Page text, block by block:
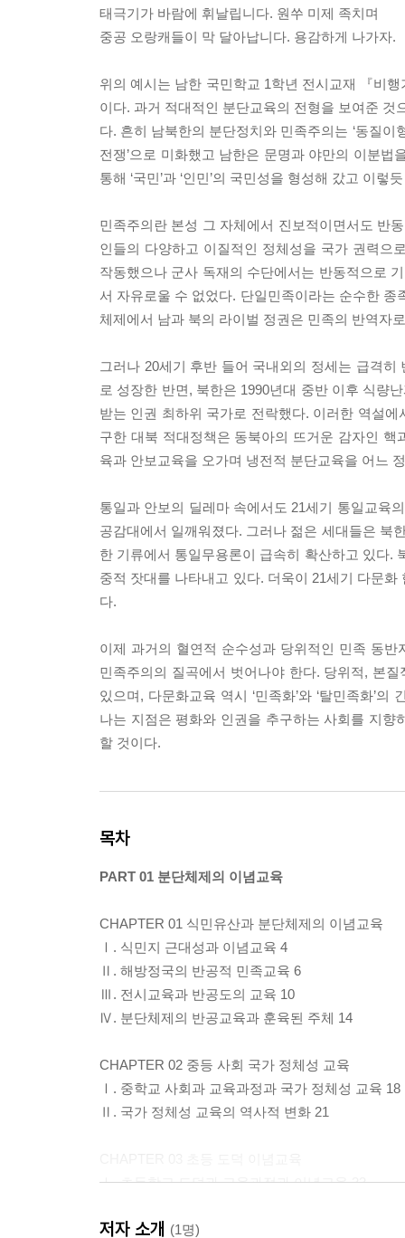
태극기가 바람에 휘날립니다. 원쑤 미제 족치며
중공 오랑캐들이 막 달아납니다. 용감하게 나가자.
위의 예시는 남한 국민학교 1학년 전시교재 『비
이다. 과거 적대적인 분단교육의 전형을 보여준 것
다. 흔히 남북한의 분단정치와 민족주의는 ‘동질
전쟁’으로 미화했고 남한은 문명과 야만의 이분법
통해 ‘국민’과 ‘인민’의 국민성을 형성해 갔고 이
민족주의란 본성 그 자체에서 진보적이면서도 반
인들의 다양하고 이질적인 정체성을 국가 권력으
작동했으나 군사 독재의 수단에서는 반동적으로
서 자유로울 수 없었다. 단일민족이라는 순수한
체제에서 남과 북의 라이벌 정권은 민족의 반역자
그러나 20세기 후반 들어 국내외의 정세는 급격
로 성장한 반면, 북한은 1990년대 중반 이후 식량
받는 인권 최하위 국가로 전락했다. 이러한 역설
구한 대북 적대정책은 동북아의 뜨거운 감자인
육과 안보교육을 오가며 냉전적 분단교육을 어느
통일과 안보의 딜레마 속에서도 21세기 통일교육
공감대에서 일깨워졌다. 그러나 젊은 세대들은 북
한 기류에서 통일무용론이 급속히 확산하고 있다.
중적 잣대를 나타내고 있다. 더욱이 21세기 다문
다.
이제 과거의 혈연적 순수성과 당위적인 민족 동
민족주의의 질곡에서 벗어나야 한다. 당위적, 본
있으며, 다문화교육 역시 ‘민족화’와 ‘탈민족화’
나는 지점은 평화와 인권을 추구하는 사회를 지향
할 것이다.
목차
PART 01 분단체제의 이념교육
CHAPTER 01 식민유산과 분단체제의 이념교육
Ⅰ. 식민지 근대성과 이념교육 4
Ⅱ. 해방정국의 반공적 민족교육 6
Ⅲ. 전시교육과 반공도의 교육 10
Ⅳ. 분단체제의 반공교육과 훈육된 주체 14
CHAPTER 02 중등 사회 국가 정체성 교육
Ⅰ. 중학교 사회과 교육과정과 국가 정체성 교육 18
Ⅱ. 국가 정체성 교육의 역사적 변화 21
Ⅰ. 초등학교 도덕과 교육과정과 이념교육 33
저자 소개 (1명)